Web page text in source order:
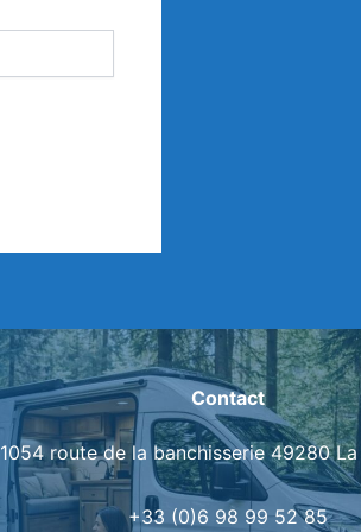
Contact
1054 route de la banchisserie 49280 La
+33 (0)6 98 99 52 85